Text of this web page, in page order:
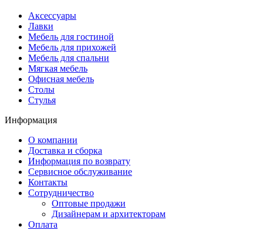
Аксессуары
Лавки
Мебель для гостиной
Мебель для прихожей
Мебель для спальни
Мягкая мебель
Офисная мебель
Столы
Стулья
Информация
О компании
Доставка и сборка
Информация по возврату
Сервисное обслуживание
Контакты
Сотрудничество
Оптовые продажи
Дизайнерам и архитекторам
Оплата